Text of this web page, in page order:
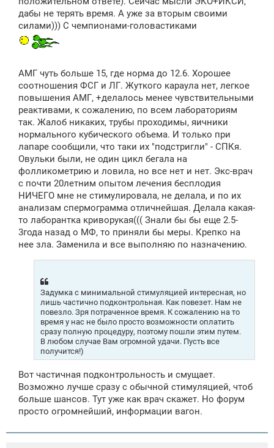
дабы не терять время. А уже за вторым своими
силами))) С чемпионами-головастиками
АМГ чуть больше 15, где норма до 12.6. Хорошее
соотношения ФСГ и ЛГ. Жуткого караула нет, легкое
повышения АМГ, +делалось менее чувствительными
реактивами, к сожалению, по всем лабораториям
так. Жалоб никаких, трубы проходимы, яичники
нормального кубического объема. И только при
лапаре сообщили, что таки их "подстригли" - СПКя.
Овульки были, не один цикл бегала на
фолликометрию и ловила, но все нет и нет. Экс-врач
с почти 20летним опытом лечения бесплодия
НИЧЕГО мне не стимулировала, не делала, и по их
анализам спермограмма отличнейшая. Делала какая-
то лаборантка криворукая((( Знали бы бы еще 2.5-
3года назад о МФ, то приняли бы меры. Крепко на
нее зла. Заменила и все выполняю по назначению.
Задумка с минимальной стимуляцией интересная, но
лишь частично подконтрольная. Как повезет. Нам не
повезло. Зря потраченное время. К сожалению на то
время у нас не было просто возможности оплатить
сразу полную процедуру, поэтому пошли этим путем.
В любом случае Вам огромной удачи. Пусть все
получится!)
Вот частичная подконтрольность и смущает.
Возможно лучше сразу с обычной стимуляцией, чтоб
больше шансов. Тут уже как врач скажет. Но форум
просто огромнейший, информации вагон.